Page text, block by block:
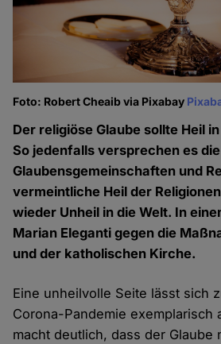
Foto: Robert Cheaib via Pixabay
Der religiöse Glaube sollte Heil
So jedenfalls versprechen es die
Glaubensgemeinschaften und
vermeintliche Heil der
wieder Unheil in die Welt. In
Marian Eleganti gegen die
und der katholischen Kirche.
Eine unheilvolle Seite lässt sich
Corona-Pandemie exemplarisch
macht deutlich, dass der Glaube